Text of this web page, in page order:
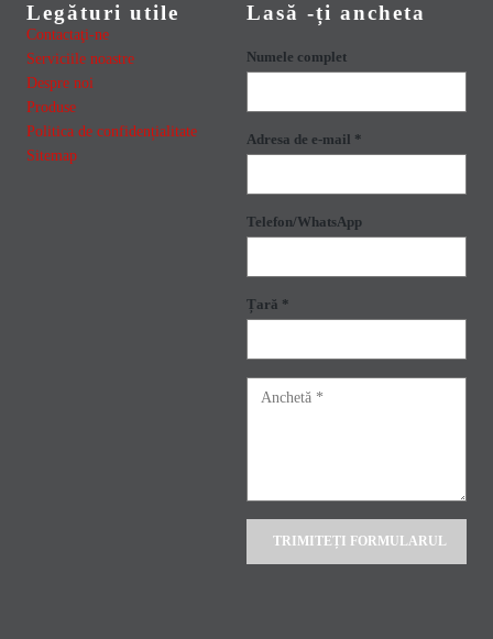
Legături utile
Contactaţi-ne
Serviciile noastre
Despre noi
Produse
Politica de confidențialitate
Sitemap
Lasă -ți ancheta
Numele complet
Adresa de e-mail *
Telefon/WhatsApp
Țară *